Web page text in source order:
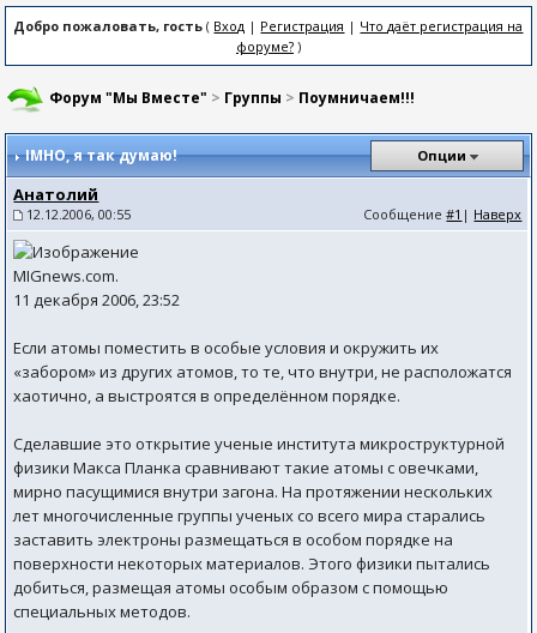
Добро пожаловать, гость ( Вход | Регистрация | Что даёт регистрация на
форуме?)
Форум "Мы Вместе" > Группы > Поумничаем!!!
IMHO, я так думаю! Опции
Анатолий
12.12.2006, 00:55 Сообщение#1 | Наверх
MIGnews.com.
11 декабря 2006, 23:52
Если атомы поместить в особые условия и окружить их
«забором» из других атомов, то те, что внутри, не расположатся
хаотично, а выстроятся в определённом порядке.
Сделавшие это открытие ученые института микроструктурной
физики Макса Планка сравнивают такие атомы с овечками,
мирно пасущимися внутри загона. На протяжении нескольких
лет многочисленные группы ученых со всего мира старались
заставить электроны размещаться в особом порядке на
поверхности некоторых материалов. Этого физики пытались
добиться, размещая атомы особым образом с помощью
специальных методов.